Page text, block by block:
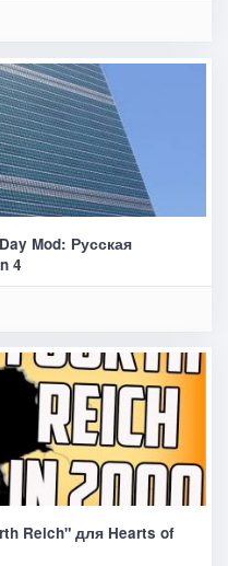
Mod: Русская
4
Reich" для Hearts of